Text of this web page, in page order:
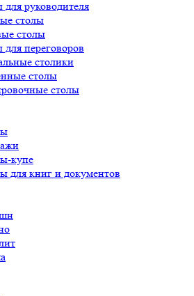
руководителя
столы
столы
переговоров
столики
столы
столы
купе
для книг и документов